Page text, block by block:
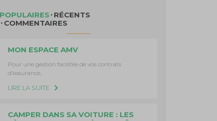
POPULAIRES RÉCENTS
COMMENTAIRES
MON ESPACE AMV
Pour une gestion facilitée de vos contrats
d’assurance,
LIRE LA SUITE
CAMPER DANS SA VOITURE : LES